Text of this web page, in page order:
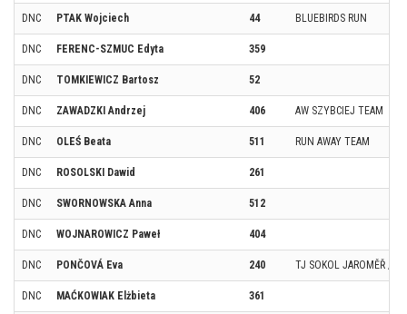
DNC PTAK Wojciech 44 BLUEBIRDS RUN
DNC FERENC-SZMUC Edyta 359
DNC TOMKIEWICZ Bartosz 52
DNC ZAWADZKI Andrzej 406 AW SZYBCIEJ TEAM
DNC OLEŚ Beata 511 RUN AWAY TEAM
DNC ROSOLSKI Dawid 261
DNC SWORNOWSKA Anna 512
DNC WOJNAROWICZ Paweł 404
DNC PONČOVÁ Eva 240 TJ SOKOL JAROMĚŘ /
DNC MAĆKOWIAK Elżbieta 361